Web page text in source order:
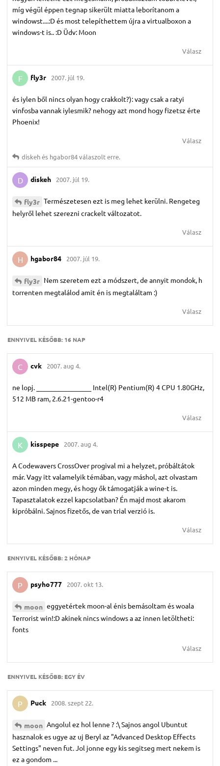
míg végül éppen tegnap sikerült miatta leborítanom a
windowst....:D és most telepíthettem újra a virtualboxon a
windows-t is.. :D Üdv: Moon
Válasz
F fly3r 2007. júl 19.
és iylen ből nincs olyan hogy crakkolt?): vagy csak a ratyi
vinfosba vannak iylesmik? nehogy azt mond hogy fizetsz érte
Phoenix!
Válasz
diskehés hgabor84válaszolt erre.
D diskeh 2007. júl 19.
fly3r Természetesen ezt is meg lehet kerülni. Rengeteg
helyről lehet szerezni crackelt változatot.
Válasz
H hgabor84 2007. júl 19.
fly3r Nem szeretem ezt a módszert, de annyit mondok, h
torrenten megtalálod amit én is megtaláltam :)
Válasz
ENNYIVEL KÉSŐBB: 16 NAP
C cvk 2007. aug 4.
ne lopj. ________________ Intel(R) Pentium(R) 4 CPU 1.80GHz,
512 MB ram, 2.6.21-gentoo-r4
Válasz
K kisspepe 2007. aug 4.
A Codewavers CrossOver progival mi a helyzet, próbáltátok
már. Vagy itt valamelyik témában, vagy máshol, azt olvastam
azon minden megy, és hogy ők támogatják a wine-t is.
Tapasztalatok ezzel kapcsolatban? Én majd most akarom
kipróbálni. Sajnos fizetős, de van trial verzió is.
Válasz
ENNYIVEL KÉSŐBB:2 HÓNAP
P psyho777 2007. okt 13.
moon eggyetértek moon-al énis bemásoltam és woala
Terrorist win!:D akinek nincs windows a az innen letöltheti:
fonts
Válasz
ENNYIVEL KÉSŐBB: EGY ÉV
P Puck 2008. szept 22.
moon Angolul ez hol lenne ? :\ Sajnos angol Ubuntut
hasznalok es ugye az uj Beryl az "Advanced Desktop Effects
Settings" neven fut. Jol jonne egy kis segitseg mert nekem is
ez a gondom ...